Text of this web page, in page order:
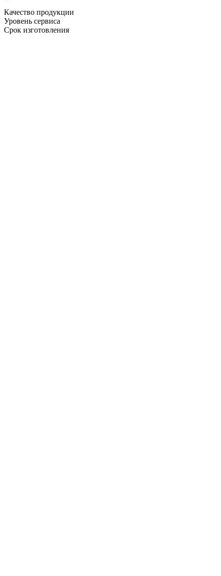
Качество продукции
Уровень сервиса
Срок изготовления